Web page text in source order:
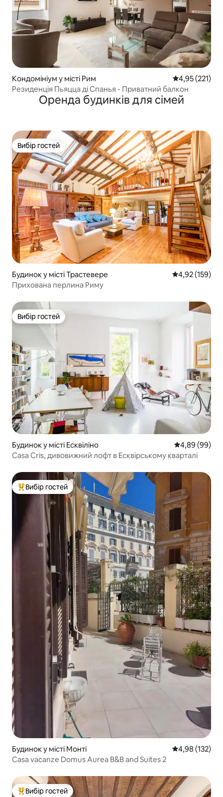
Кондомініум у місті Рим Середня
4,95 (221)
Резиденція Пьяцца ді Спанья - Приватний балкон
Оренда будинків для сімей
Вибір гостей
Вибір гостей
Будинок у місті Трастевере Середня
4,92 (159)
Прихована перлина Риму
Вибір гостей
Вибір гостей
Будинок у місті Есквіліно Середня
4,89 (99)
Casa Cris, дивовижний лофт в Есквірському кварталі
Топ вибір гостей
Вибір гостей
Будинок у місті Монті Середня
4,98 (132)
Casa vacanze Domus Aurea B&B and Suites 2
Топ вибір гостей
Вибір гостей